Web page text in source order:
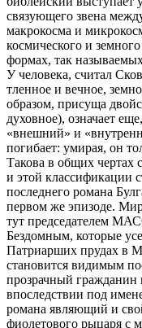
связующего звена
макрокосма и
космического и
формах, так
У человека, считал
тленное и вечное,
образом, присуща
духовное), означает
«внешний» и
погибает: умирая, он
Такова в общих чертах
и этой классификации
последнего романа
первом же эпизоде.
тут председателем
Бездомным, которые
Патриарших прудах в
становится видимым
прозрачный гражданин
впоследствии под
романа являющий и
фиолетового рыцаря с